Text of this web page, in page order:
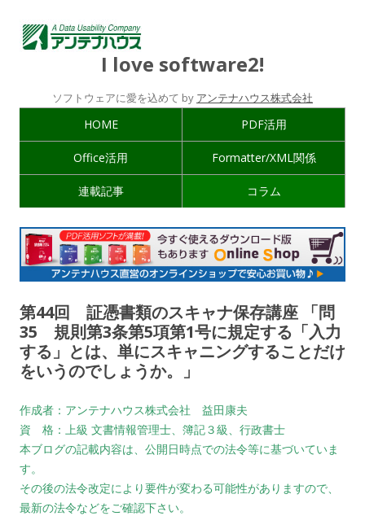
I love software2!
ソフトウェアに愛を込めて by アンテナハウス株式会社
HOME PDF活用
Office活用 Formatter/XML関係
連載記事 コラム
第44回 証憑書類のスキャナ保存講座 「問
35 規則第3条第5項第1号に規定する「入力
する」とは、単にスキャニングすることだけ
をいうのでしょうか。」
作成者：アンテナハウス株式会社 益田康夫
資 格：上級 文書情報管理士、簿記３級、行政書士
本ブログの記載内容は、公開日時点での法令等に基づいていま
す。
その後の法令改定により要件が変わる可能性がありますので、
最新の法令などをご確認下さい。